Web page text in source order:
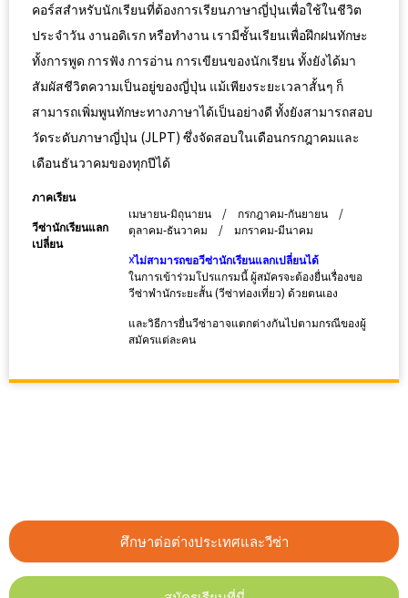
คอร์สสำหรับนักเรียนที่ต้องการเรียนภาษาญี่ปุ่นเพื่อใช้ในชีวิต
ประจำวัน งานอดิเรก หรือทำงาน เรามีชั้นเรียนเพื่อฝึกฝนทักษะ
ทั้งการพูด การฟัง การอ่าน การเขียนของนักเรียน ทั้งยังได้มา
สัมผัสชีวิตความเป็นอยู่ของญี่ปุ่น แม้เพียงระยะเวลาสั้นๆ ก็
สามารถเพิ่มพูนทักษะทางภาษาได้เป็นอย่างดี ทั้งยังสามารถสอบ
วัดระดับภาษาญี่ปุ่น (JLPT) ซึ่งจัดสอบในเดือนกรกฎาคมและ
เดือนธันวาคมของทุกปีได้
ภาคเรียน
เมษายน-มิถุนายน / กรกฎาคม-กันยายน /
ตุลาคม-ธันวาคม / มกราคม-มีนาคม
วีซ่านักเรียนแลก
เปลี่ยน
☓ไม่สามารถขอวีซ่านักเรียนแลกเปลี่ยนได้
ในการเข้าร่วมโปรแกรมนี้ ผู้สมัครจะต้องยื่นเรื่องขอ
วีซ่าพำนักระยะสั้น (วีซ่าท่องเที่ยว) ด้วยตนเอง
และวิธีการยื่นวีซ่าอาจแตกต่างกันไปตามกรณีของผู้
สมัครแต่ละคน
ศึกษาต่อต่างประเทศและวีซ่า